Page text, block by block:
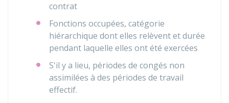
contrat
Fonctions occupées, catégorie
hiérarchique dont elles relèvent et durée
pendant laquelle elles ont été exercées
S'il y a lieu, périodes de congés non
assimilées à des périodes de travail
effectif.